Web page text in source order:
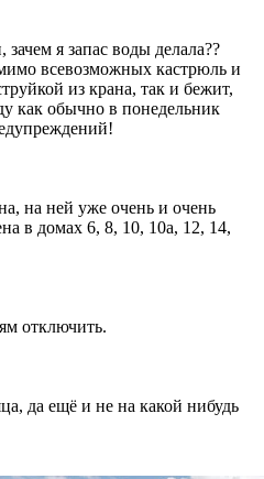
я запас воды делала??
всевозможных кастрюль и
из крана, так и бежит,
как обычно в понедельник
на ней уже очень и очень
в домах 6, 8, 10, 10а, 12, 14,
отключить.
да ещё и не на какой нибудь